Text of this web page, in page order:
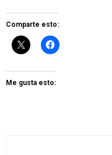
Comparte esto:
Me gusta esto: